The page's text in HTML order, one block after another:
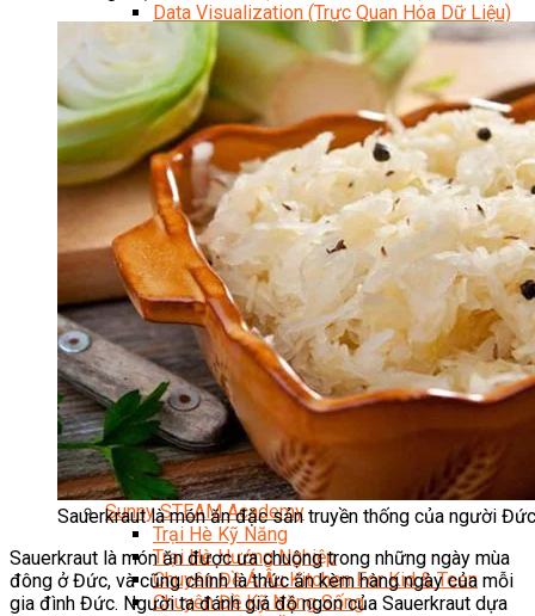
Data Visualization (Trực Quan Hóa Dữ Liệu)
Data System (Quản Trị Dữ Liệu)
Chuyên Viên Lập Trình (Full Stack)
Chuyên Viên Lập Trình Website (Full Stack)
Chuyên Viên Lập Trình Mobile (Full Stack)
Software Testing
Trọn Bộ Công Cụ AI Văn Phòng
Trọn Bộ Công Cụ AI Ứng Dụng Giảng Dạy
Lập Trình Cho Trẻ Em
Tin Học Ứng Dụng
Thiết Kế (Design)
Thiết Kế Đồ Họa Chuyên Nghiệp
Chuyên Viên Thiết Kế Nội Thất
3D Game Art & Design
Mỹ Thuật Đa Phương Tiện
3D Animation
Mỹ Thuật Số – Digital Art
Motion Graphics Basic
Adobe Photoshop – Illustrator
Hội Họa Thiếu Nhi
Digital Art For Kids
Venus Academy
Sunny STEAM Academy
Trại Hè Kỹ Năng
Trại Hè Hướng Nghiệp
Chuyên Đề Á Âu Kitchen For Kid & Teen
Chuyên Đề Kỹ Năng Sống
Sauerkraut là món ăn đặc sản truyền thống của người
Sauerkraut là món ăn được ưa chuộng trong những ngày mùa
đông ở Đức, và cũng chính là thức ăn kèm hàng ngày của mỗi
gia đình Đức. Người ta đánh giá độ ngon của Sauerkraut dựa